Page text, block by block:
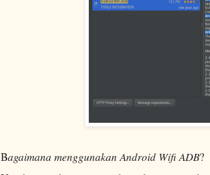
Bagaimana menggunakan Android Wifi ADB?